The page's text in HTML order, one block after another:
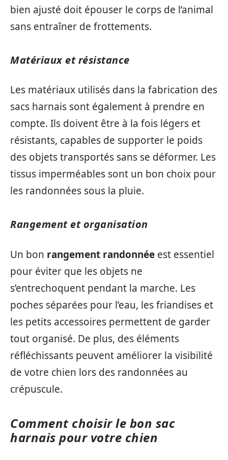
bien ajusté doit épouser le corps de l’animal
sans entraîner de frottements.
Matériaux et résistance
Les matériaux utilisés dans la fabrication des
sacs harnais sont également à prendre en
compte. Ils doivent être à la fois légers et
résistants, capables de supporter le poids
des objets transportés sans se déformer. Les
tissus imperméables sont un bon choix pour
les randonnées sous la pluie.
Rangement et organisation
Un bon rangement randonnée est essentiel
pour éviter que les objets ne
s’entrechoquent pendant la marche. Les
poches séparées pour l’eau, les friandises et
les petits accessoires permettent de garder
tout organisé. De plus, des éléments
réfléchissants peuvent améliorer la visibilité
de votre chien lors des randonnées au
crépuscule.
Comment choisir le bon sac
harnais pour votre chien